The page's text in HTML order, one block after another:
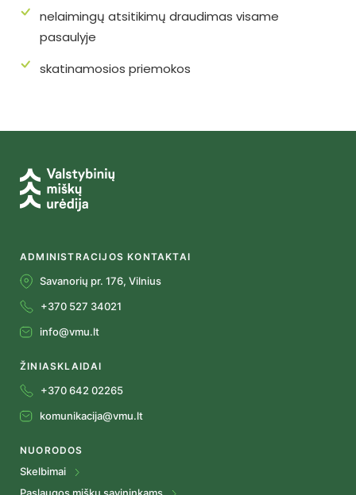
nelaimingų atsitikimų draudimas visame
pasaulyje
skatinamosios priemokos
ADMINISTRACIJOS KONTAKTAI
Savanorių pr. 176, Vilnius
+370 527 34021
info@vmu.lt
ŽINIASKLAIDAI
+370 642 02265
komunikacija@vmu.lt
NUORODOS
Skelbimai